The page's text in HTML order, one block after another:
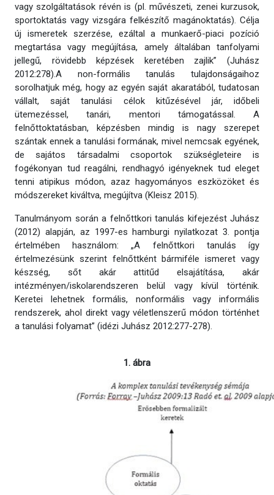
vagy szolgáltatások révén is (pl. művészeti, zenei kurzusok,
sportoktatás vagy vizsgára felkészítő magánoktatás). Célja
új ismeretek szerzése, ezáltal a munkaerő-piaci pozíció
megtartása vagy megújítása, amely általában tanfolyami
jellegű, rövidebb képzések keretében zajlik” (Juhász
2012:278).A non-formális tanulás tulajdonságaihoz
sorolhatjuk még, hogy az egyén saját akaratából, tudatosan
vállalt, saját tanulási célok kitűzésével jár, időbeli
ütemezéssel, tanári, mentori támogatással. A
felnőttoktatásban, képzésben mindig is nagy szerepet
szántak ennek a tanulási formának, mivel nemcsak egyének,
de sajátos társadalmi csoportok szükségleteire is
fogékonyan tud reagálni, rendhagyó igényeknek tud eleget
tenni atipikus módon, azaz hagyományos eszközöket és
módszereket kiváltva, megújítva (Kleisz 2015).
Tanulmányom során a felnőttkori tanulás kifejezést Juhász
(2012) alapján, az 1997-es hamburgi nyilatkozat 3. pontja
értelmében használom: „A felnőttkori tanulás így
értelmezésünk szerint felnőttként bármiféle ismeret vagy
készség, sőt akár attitűd elsajátítása, akár
intézményen/iskolarendszeren belül vagy kívül történik.
Keretei lehetnek formális, nonformális vagy informális
rendszerek, ahol direkt vagy véletlenszerű módon történhet
a tanulási folyamat” (idézi Juhász 2012:277-278).
1. ábra